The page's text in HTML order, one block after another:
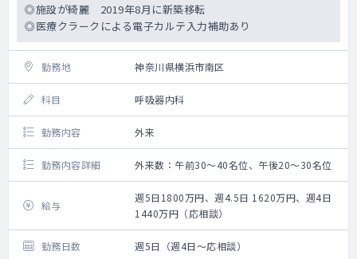
◎施設が綺麗 2019年8月に新築移転
◎医療クラークによる電子カルテ入力補助あり
勤務地 神奈川県横浜市南区
科目 呼吸器内科
勤務内容 外来
勤務内容詳細 外来数：午前30～40名位、午後20～30名位
給与
週5日1800万円、週4.5日 1620万円、週4日
1440万円（応相談）
勤務日数 週5日（週4日～応相談）